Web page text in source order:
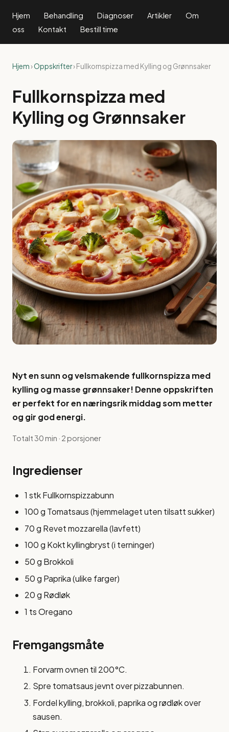
Hjem Behandling Diagnoser Artikler
Om
oss
Kontakt Bestill time
Hjem›Oppskrifter› Fullkornspizza med Kylling og Grønnsaker
Fullkornspizza med
Kylling og Grønnsaker
Nyt en sunn og velsmakende fullkornspizza med
kylling og masse grønnsaker! Denne oppskriften
er perfekt for en næringsrik middag som metter
og gir god energi.
Totalt 30 min · 2 porsjoner
Ingredienser
1 stk Fullkornspizzabunn
100 g Tomatsaus (hjemmelaget uten tilsatt sukker)
70 g Revet mozzarella (lavfett)
100 g Kokt kyllingbryst (i terninger)
50 g Brokkoli
50 g Paprika (ulike farger)
20 g Rødløk
1 ts Oregano
Fremgangsmåte
Forvarm ovnen til 200°C.
Spre tomatsaus jevnt over pizzabunnen.
Fordel kylling, brokkoli, paprika og rødløk over
sausen.